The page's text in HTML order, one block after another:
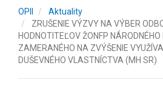
OPII
Aktuality
ZRUŠENIE VÝZVY NA VÝBER
HODNOTITEĽOV ŽONFP
ZAMERANÉHO NA ZVÝŠENIE
DUŠEVNÉHO VLASTNÍCTVA (MH SR)